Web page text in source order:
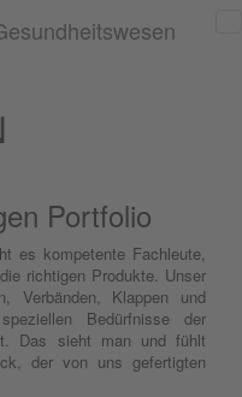
Portfolio
es kompetente Fachleute,
richtigen Produkte. Unser
Verbänden, Klappen und
Bedürfnisse der
Das sieht man und fühlt
der von uns gefertigten